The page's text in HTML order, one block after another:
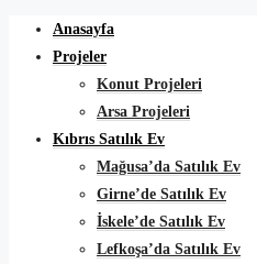
Anasayfa
Projeler
Konut Projeleri
Arsa Projeleri
Kıbrıs Satılık Ev
Mağusa’da Satılık Ev
Girne’de Satılık Ev
İskele’de Satılık Ev
Lefkoşa’da Satılık Ev